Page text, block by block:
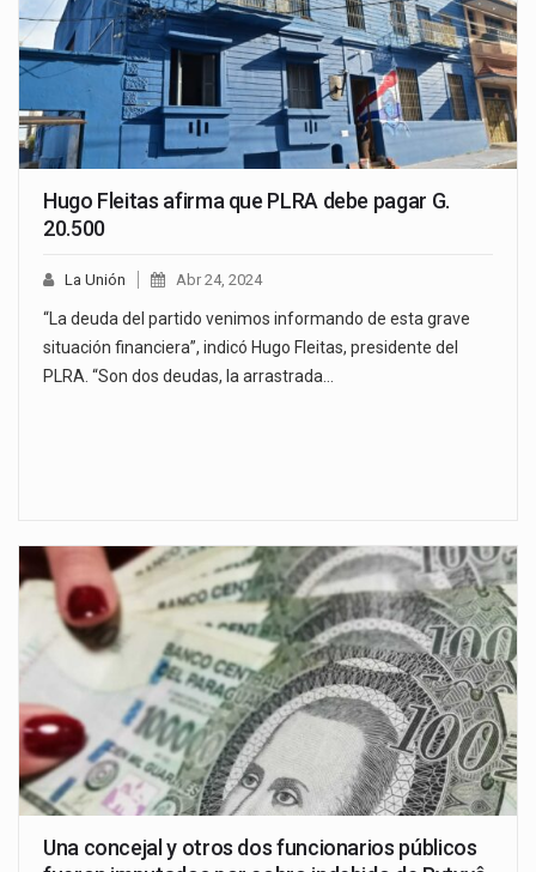
Hugo Fleitas afirma que PLRA debe pagar G.
20.500
La Unión Abr 24, 2024
“La deuda del partido venimos informando de esta grave
situación financiera”, indicó Hugo Fleitas, presidente del
PLRA. “Son dos deudas, la arrastrada…
Una concejal y otros dos funcionarios públicos